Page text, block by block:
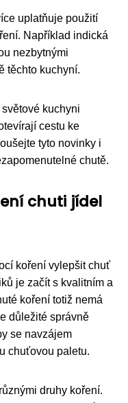
uplatňuje použití
Například indická
nezbytnými
těchto kuchyní.
kuchyni
cestu ke
tyto novinky i
chutě.
chuti jídel
koření vylepšit chuť
je začít s kvalitním a
koření totiž nemá
důležité správně
se navzájem
chuťovou paletu.
druhy koření.